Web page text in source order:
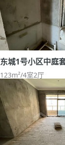
东城1号小区中庭
123m²/4室2厅